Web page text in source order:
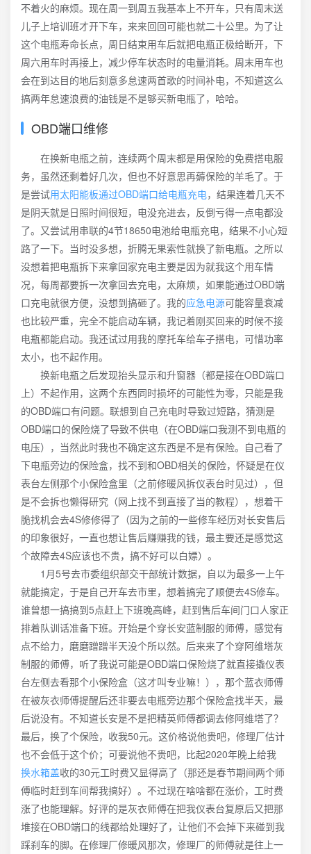
不着火的麻烦。现在周一到周五我基本上不开车，只有周末送
儿子上培训班才开下车，来来回回可能也就二十公里。为了让
这个电瓶寿命长点，周日结束用车后就把电瓶正极给断开，下
周六用车时再接上，减少停车状态时的电量消耗。周末用车也
会在到达目的地后刻意多怠速两首歌的时间补电，不知道这么
搞两年怠速浪费的油钱是不是够买新电瓶了，哈哈。
OBD端口维修
在换新电瓶之前，连续两个周末都是用保险的免费搭电服
务，虽然还剩着好几次，但也不好意思再薅保险的羊毛了。于
是尝试用太阳能板通过OBD端口给电瓶充电，结果连着几天不
是阴天就是日照时间很短，电没充进去，反倒亏得一点电都没
了。又尝试用串联的4节18650电池给电瓶充电，结果不小心短
路了一下。当时没多想，折腾无果索性就换了新电瓶。之所以
没想着把电瓶拆下来拿回家充电主要是因为就我这个用车情
况，每周都要拆一次拿回去充电，太麻烦，如果能通过OBD端
口充电就很方便，没想到搞砸了。我的应急电源可能容量衰减
也比较严重，完全不能启动车辆，我记着刚买回来的时候不接
电瓶都能启动。我还试过用我的摩托车给车子搭电，可惜功率
太小，也不起作用。
换新电瓶之后发现抬头显示和升窗器（都是接在OBD端口
上）不起作用，这两个东西同时损坏的可能性为零，只能是我
的OBD端口有问题。联想到自己充电时导致过短路，猜测是
OBD端口的保险烧了导致不供电（在OBD端口我测不到电瓶的
电压），当然此时我也不确定这东西是不是有保险。自己看了
下电瓶旁边的保险盒，找不到和OBD相关的保险，怀疑是在仪
表台左侧那个小保险盒里（之前修暖风拆仪表台时见过），但
是不会拆也懒得研究（网上找不到直接了当的教程），想着干
脆找机会去4S修修得了（因为之前的一些修车经历对长安售后
的印象很好，一直也想让售后赚赚我的钱，最主要还是感觉这
个故障去4S应该也不贵，搞不好可以白嫖）。
1月5号去市委组织部交干部统计数据，自以为最多一上午
就能搞定，于是自己开车去市里，想着搞完了顺便去4S修车。
谁曾想一搞搞到5点赶上下班晚高峰，赶到售后车间门口人家正
排着队训话准备下班。开始是个穿长安蓝制服的师傅，感觉有
点不给力，磨磨蹭蹭半天没个所以然。后来来了个穿阿维塔灰
制服的师傅，听了我说可能是OBD端口保险烧了就直接撬仪表
台左侧去看那个小保险盒（这才叫专业嘛！），那个蓝衣师傅
在被灰衣师傅提醒后还非要去电瓶旁边那个保险盒找半天，最
后说没有。不知道长安是不是把精英师傅都调去修阿维塔了？
最后，换了个保险，收我50元。这价格说他贵吧，修理厂估计
也不会低于这个价；可要说他不贵吧，比起2020年晚上给我
换水箱盖收的30元工时费又显得高了（那还是春节期间两个师
傅临时赶到车间帮我搞好）。不过现在啥啥都在涨价，工时费
涨了也能理解。好评的是灰衣师傅在把我仪表台复原后又把那
堆接在OBD端口的线都给处理好了，让他们不会掉下来碰到我
踩刹车的脚。在修理厂修暖风那次，修理厂的师傅就是往上一